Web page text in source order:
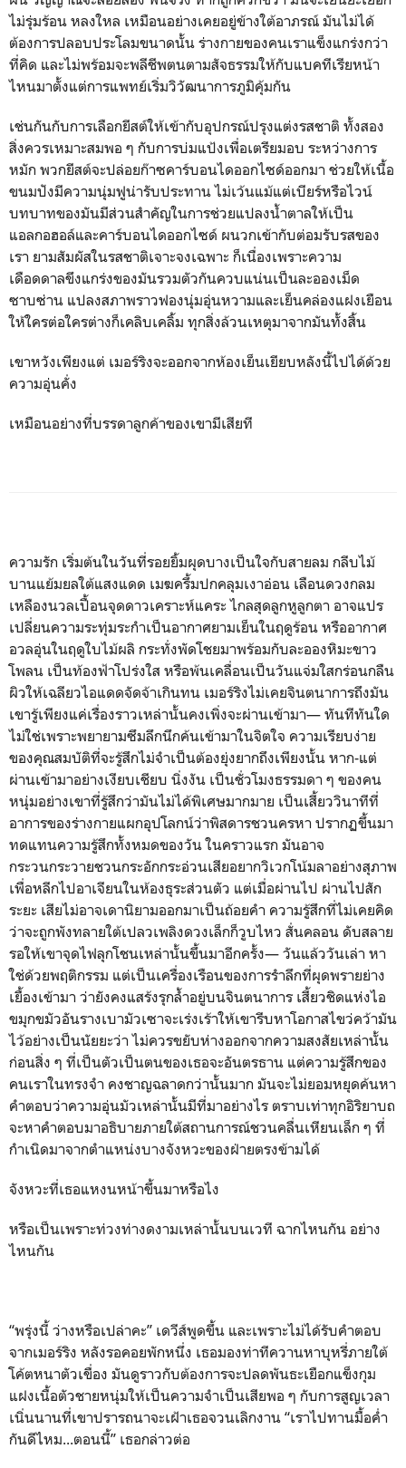
ไม่รุ่มร้อน หลงใหล เหมือนอย่างเคยอยู่ข้างใต้อาภรณ์ มันไม่ได้
ต้องการปลอบประโลมขนาดนั้น ร่างกายของคนเราแข็งแกร่งกว่า
ที่คิด และไม่พร้อมจะพลีชีพตนตามสัจธรรมให้กับแบคทีเรียหน้า
ไหนมาตั้งแต่การแพทย์เริ่มวิวัฒนาการภูมิคุ้มกัน
เช่นกันกับการเลือกยีสต์ให้เข้ากับอุปกรณ์ปรุงแต่งรสชาติ ทั้งสอง
สิ่งควรเหมาะสมพอ ๆ กับการบ่มแป้งเพื่อเตรียมอบ ระหว่างการ
หมัก พวกยีสต์จะปล่อยก๊าซคาร์บอนไดออกไซด์ออกมา ช่วยให้เนื้อ
ขนมปังมีความนุ่มฟูน่ารับประทาน ไม่เว้นแม้แต่เบียร์หรือไวน์
บทบาทของมันมีส่วนสำคัญในการช่วยแปลงน้ำตาลให้เป็น
แอลกอฮอล์และคาร์บอนไดออกไซด์ ผนวกเข้ากับต่อมรับรสของ
เรา ยามสัมผัสในรสชาติเจาะจงเฉพาะ ก็เนื่องเพราะความ
เดือดดาลขึงแกร่งของมันรวมตัวกันควบแน่นเป็นละอองเม็ด
ซาบซ่าน แปลงสภาพราวฟองนุ่มอุ่นหวามและเย็นคล่องแฝงเยือน
ให้ใครต่อใครต่างก็เคลิบเคลิ้ม ทุกสิ่งล้วนเหตุมาจากมันทั้งสิ้น
เขาหวังเพียงแต่ เมอร์ริงจะออกจากห้องเย็นเยียบหลังนี้ไปได้ด้วย
ความอุ่นคั่ง
เหมือนอย่างที่บรรดาลูกค้าของเขามีเสียที
ความรัก เริ่มต้นในวันที่รอยยิ้มผุดบางเป็นใจกับสายลม กลีบไม้
บานแย้มยลใต้แสงแดด เมฆครึ้มปกคลุมเงาอ่อน เลือนดวงกลม
เหลืองนวลเปื้อนจุดดาวเคราะห์แคระ ไกลสุดลูกหูลูกตา อาจแปร
เปลี่ยนความระทุ่มระกำเป็นอากาศยามเย็นในฤดูร้อน หรืออากาศ
อวลอุ่นในฤดูใบไม้ผลิ กระทั่งพัดโชยมาพร้อมกับละอองหิมะขาว
โพลน เป็นท้องฟ้าโปร่งใส หรือพ้นเคลื่อนเป็นวันแจ่มใสกร่อนกลืน
ผิวให้เฉลียวไอแดดจัดจ้าเกินทน เมอร์ริงไม่เคยจินตนาการถึงมัน
เขารู้เพียงแค่เรื่องราวเหล่านั้นคงเพิ่งจะผ่านเข้ามา— ทันทีทันใด
ไม่ใช่เพราะพยายามซึมลึกนึกค้นเข้ามาในจิตใจ ความเรียบง่าย
ของคุณสมบัติที่จะรู้สึกไม่จำเป็นต้องยุ่งยากถึงเพียงนั้น หาก-แต่
ผ่านเข้ามาอย่างเงียบเชียบ นิ่งงัน เป็นชั่วโมงธรรมดา ๆ ของคน
หนุ่มอย่างเขาที่รู้สึกว่ามันไม่ได้พิเศษมากมาย เป็นเสี้ยววินาทีที่
อาการของร่างกายแผกอุปโลกน์ว่าพิสดารชวนครหา ปรากฏขึ้นมา
ทดแทนความรู้สึกทั้งหมดของวัน ในคราวแรก มันอาจ
กระวนกระวายชวนกระอักกระอ่วนเสียอยากวิเวกโน้มลาอย่างสุภาพ
เพื่อหลีกไปอาเจียนในห้องธุระส่วนตัว แต่เมื่อผ่านไป ผ่านไปสัก
ระยะ เสียไม่อาจเดานิยามออกมาเป็นถ้อยคำ ความรู้สึกที่ไม่เคยคิด
ว่าจะถูกพังทลายใต้เปลวเพลิงดวงเล็กก็วูบไหว สั่นคลอน ดับสลาย
รอให้เขาจุดไฟลุกโชนเหล่านั้นขึ้นมาอีกครั้ง— วันแล้ววันเล่า หา
ใช่ด้วยพฤติกรรม แต่เป็นเครื่องเรือนของการรำลึกที่ผุดพรายย่าง
เยื้องเข้ามา ว่ายังคงแสร้งรุกล้ำอยู่บนจินตนาการ เสี้ยวชิดแห่งไอ
ขมุกขมัวอันรางเบามัวเซาจะเร่งเร้าให้เขารีบหาโอกาสไขว่คว้ามัน
ไว้อย่างเป็นนัยยะว่า ไม่ควรขยับห่างออกจากความสงสัยเหล่านั้น
ก่อนสิ่ง ๆ ที่เป็นตัวเป็นตนของเธอจะอันตรธาน แต่ความรู้สึกของ
คนเราในทรงจำ คงชาญฉลาดกว่านั้นมาก มันจะไม่ยอมหยุดค้นหา
คำตอบว่าความอุ่นมัวเหล่านั้นมีที่มาอย่างไร ตราบเท่าทุกอิริยาบถ
จะหาคำตอบมาอธิบายภายใต้สถานการณ์ชวนคลื่นเหียนเล็ก ๆ ที่
กำเนิดมาจากตำแหน่งบางจังหวะของฝ่ายตรงข้ามได้
จังหวะที่เธอแหงนหน้าขึ้นมาหรือไง
หรือเป็นเพราะท่วงท่างดงามเหล่านั้นบนเวที ฉากไหนกัน อย่าง
ไหนกัน
“พรุ่งนี้ ว่างหรือเปล่าคะ” เดวีส์พูดขึ้น และเพราะไม่ได้รับคำตอบ
จากเมอร์ริง หลังรอคอยพักหนึ่ง เธอมองท่าทีควานหาบุหรี่ภายใต้
โค้ตหนาตัวเขื่อง มันดูราวกับต้องการจะปลดพันธะเยือกแข็งกุม
แฝงเนื้อตัวชายหนุ่มให้เป็นความจำเป็นเสียพอ ๆ กับการสูญเวลา
เนิ่นนานที่เขาปรารถนาจะเฝ้าเธอจวนเลิกงาน “เราไปทานมื้อค่ำ
กันดีไหม...ตอนนี้” เธอกล่าวต่อ